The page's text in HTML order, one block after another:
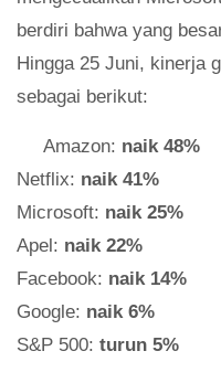
berdiri bahwa yang
Hingga 25 Juni, kinerja
sebagai berikut:
Amazon: naik 48%
Netflix: naik 41%
Microsoft: naik 25%
Apel: naik 22%
Facebook: naik 14%
Google: naik 6%
S&P 500: turun 5%